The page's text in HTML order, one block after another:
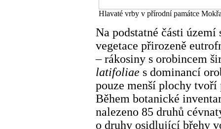
Hlavaté vrby v přírodní památce
Na podstatné části
vegetace přirozeně
– rákosiny s orobincem
latifoliae s dominancí
pouze menší plochy
Během botanické
nalezeno 85 druhů
o druhy osidlující břehy